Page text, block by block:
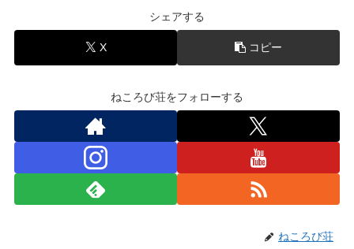
シェアする
X コピー
ねころび荘をフォローする
ねころび荘